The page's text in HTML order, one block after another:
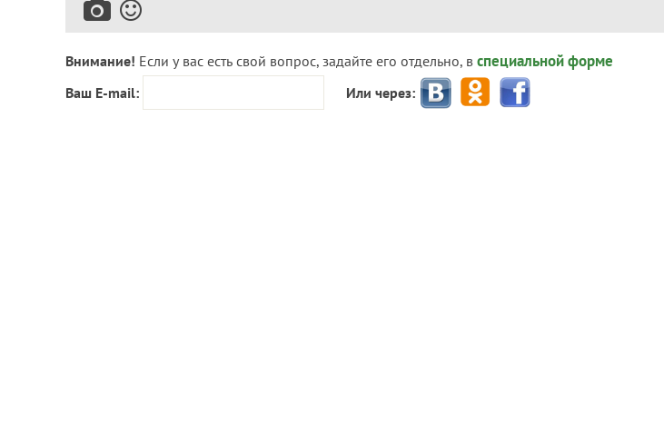
Внимание! Если у вас есть свой вопрос, задайте его отдельно, в специальной форме
Ваш E-mail: Или через: